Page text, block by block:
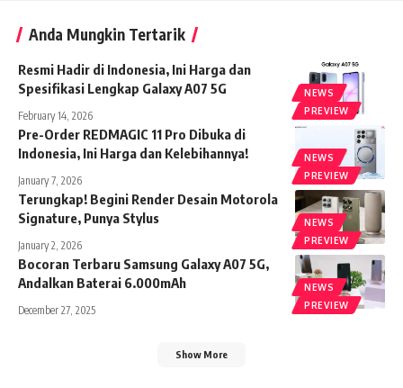
Anda Mungkin Tertarik
NEWS
PREVIEW
Resmi Hadir di Indonesia, Ini Harga dan
Spesifikasi Lengkap Galaxy A07 5G
February 14, 2026
NEWS
PREVIEW
Pre-Order REDMAGIC 11 Pro Dibuka di
Indonesia, Ini Harga dan Kelebihannya!
January 7, 2026
NEWS
PREVIEW
Terungkap! Begini Render Desain Motorola
Signature, Punya Stylus
January 2, 2026
NEWS
PREVIEW
Bocoran Terbaru Samsung Galaxy A07 5G,
Andalkan Baterai 6.000mAh
December 27, 2025
Show More